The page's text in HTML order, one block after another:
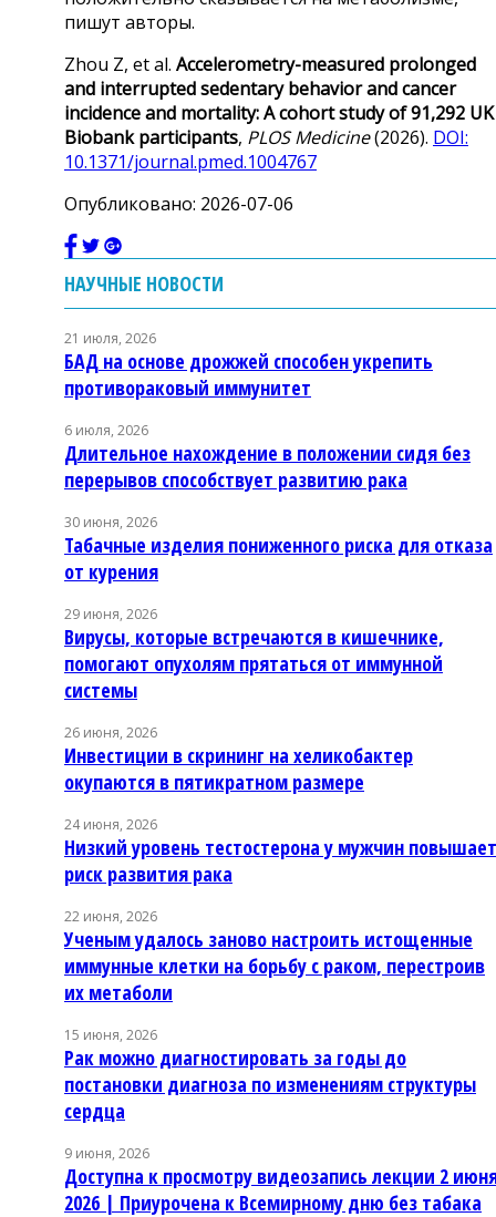
пишут авторы.
Zhou Z, et al. Accelerometry-measured prolonged
and interrupted sedentary behavior and cancer
incidence and mortality: A cohort study of 91,292 UK
Biobank participants, PLOS Medicine(2026). DOI:
10.1371/journal.pmed.1004767
Опубликовано: 2026-07-06
НАУЧНЫЕ НОВОСТИ
21 июля, 2026
БАД на основе дрожжей способен укрепить
противораковый иммунитет
6 июля, 2026
Длительное нахождение в положении сидя без
перерывов способствует развитию рака
30 июня, 2026
Табачные изделия пониженного риска для отказа
от курения
29 июня, 2026
Вирусы, которые встречаются в кишечнике,
помогают опухолям прятаться от иммунной
системы
26 июня, 2026
Инвестиции в скрининг на хеликобактер
окупаются в пятикратном размере
24 июня, 2026
Низкий уровень тестостерона у мужчин повышает
риск развития рака
22 июня, 2026
Ученым удалось заново настроить истощенные
иммунные клетки на борьбу с раком, перестроив
их метаболи
15 июня, 2026
Рак можно диагностировать за годы до
постановки диагноза по изменениям структуры
сердца
9 июня, 2026
Доступна к просмотру видеозапись лекции 2
2026 | Приурочена к Всемирному дню без табака